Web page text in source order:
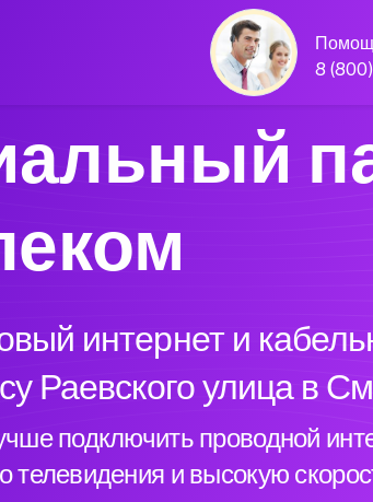
8
интернет и
Раевского улица в
подключить проводной
телевидения и высокую